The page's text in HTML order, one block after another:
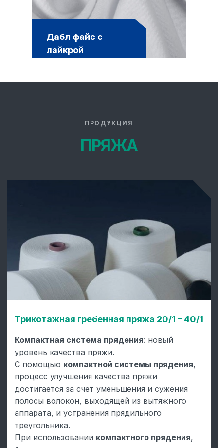
Дабл файс с
лайкрой
ПРОДУКЦИЯ
ПРЯЖА
Трикотажная гребенная пряжа 20/1 – 40/1
Компактная система прядения: новый
уровень качества пряжи.
С помощью компактной системы прядения,
процесс улучшения качества пряжи
достигается за счет уменьшения и сужения
полосы волокон, выходящей из вытяжного
аппарата, и устранения прядильного
треугольника.
При использовании компактного прядения,